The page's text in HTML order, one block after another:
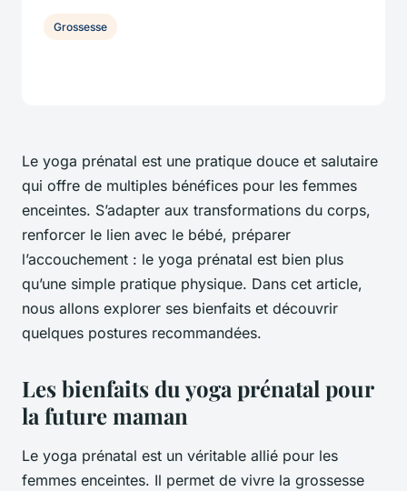
Le yoga prénatal est une pratique douce et salutaire
qui offre de multiples bénéfices pour les femmes
enceintes. S’adapter aux transformations du corps,
renforcer le lien avec le bébé, préparer
l’accouchement : le yoga prénatal est bien plus
qu’une simple pratique physique. Dans cet article,
nous allons explorer ses bienfaits et découvrir
quelques postures recommandées.
Les bienfaits du yoga prénatal pour
la future maman
Le yoga prénatal est un véritable allié pour les
femmes enceintes. Il permet de vivre la grossesse
Grossesse